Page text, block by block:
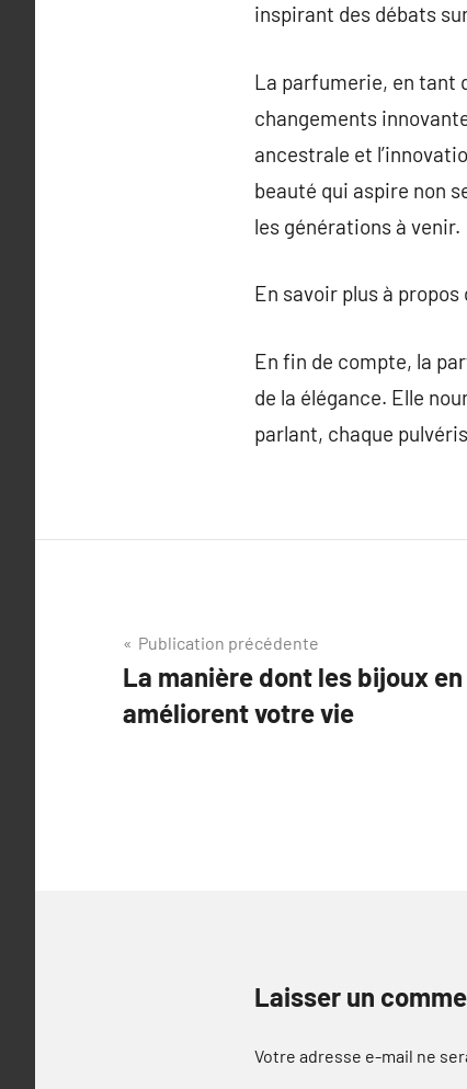
inspirant des débats
La parfumerie, en tant
changements
ancestrale et
beauté qui aspire non
les générations à venir.
En savoir plus à propos
En fin de compte, la
de la élégance. Elle
parlant, chaque
Navigation
de
l’article
Publication précédente
La manière dont les bijoux
améliorent votre vie
Laisser un
Votre adresse e-mail ne